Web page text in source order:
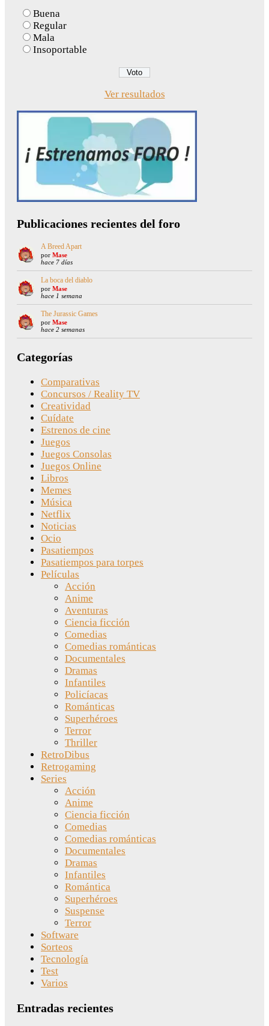
Buena
Regular
Mala
Insoportable
Ver resultados
Publicaciones recientes del foro
A Breed Apart
por Mase
hace 7 días
La boca del diablo
por Mase
hace 1 semana
The Jurassic Games
por Mase
hace 2 semanas
Categorías
Comparativas
Concursos / Reality TV
Creatividad
Cuídate
Estrenos de cine
Juegos
Juegos Consolas
Juegos Online
Libros
Memes
Música
Netflix
Noticias
Ocio
Pasatiempos
Pasatiempos para torpes
Películas
Acción
Anime
Aventuras
Ciencia ficción
Comedias
Comedias románticas
Documentales
Dramas
Infantiles
Policíacas
Románticas
Superhéroes
Terror
Thriller
RetroDibus
Retrogaming
Series
Acción
Anime
Ciencia ficción
Comedias
Comedias románticas
Documentales
Dramas
Infantiles
Romántica
Superhéroes
Suspense
Terror
Software
Sorteos
Tecnología
Test
Varios
Entradas recientes